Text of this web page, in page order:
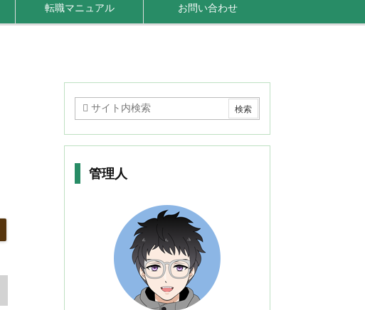
転職マニュアル お問い合わせ
管理人